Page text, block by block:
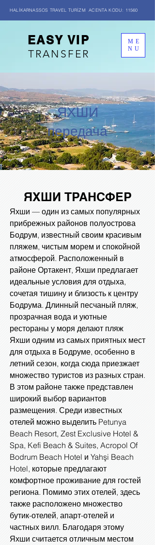
TRANSFER
EASY VIP
ME
NU
HALİKARNASSOS TRAVEL TURİZM ACENTA KODU: 11560
ЯХШИ
передача
ЯХШИ ТРАНСФЕР
Яхши — один из самых популярных
прибрежных районов полуострова
Бодрум, известный своим красивым
пляжем, чистым морем и спокойной
атмосферой. Расположенный в
районе Ортакент, Яхши предлагает
идеальные условия для отдыха,
сочетая тишину и близость к центру
Бодрума. Длинный песчаный пляж,
прозрачная вода и уютные
рестораны у моря делают пляж
Яхши одним из самых приятных мест
для отдыха в Бодруме, особенно в
летний сезон, когда сюда приезжает
множество туристов из разных стран.
В этом районе также представлен
широкий выбор вариантов
размещения. Среди известных
отелей можно выделить Petunya
Beach Resort, Zest Exclusive Hotel &
Spa, Kefi Beach & Suites, Acropol Of
Bodrum Beach Hotel и Yahşi Beach
Hotel, которые предлагают
комфортное проживание для гостей
региона. Помимо этих отелей, здесь
также расположено множество
бутик-отелей, апарт-отелей и
частных вилл. Благодаря этому
Яхши считается отличным местом